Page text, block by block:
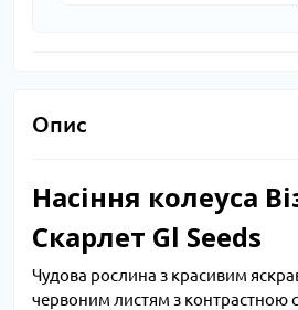
Опис
Насіння колеуса
Скарлет Gl Seeds
Чудова рослина з красивим
червоним листям з контрастною